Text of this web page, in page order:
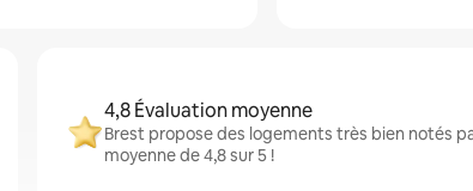
4,8 Évaluation moyenne
Brest propose des logements très bien notés
moyenne de 4,8 sur 5 !